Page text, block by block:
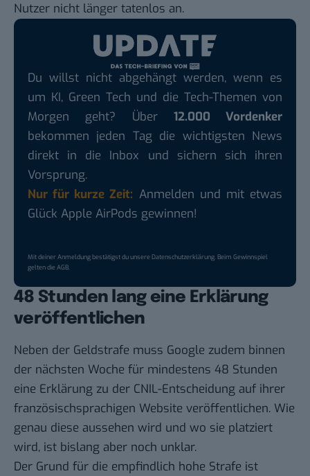
Nutzer nicht länger tatenlos an.
Du willst nicht abgehängt werden, wenn es
um KI, Green Tech und die Tech-Themen von
Morgen geht? Über 12.000 Vordenker
bekommen jeden Tag die wichtigsten News
direkt in die Inbox und sichern sich ihren
Vorsprung.
Nur für kurze Zeit: Anmelden und mit etwas
Glück Apple AirPods gewinnen!
Mit deiner Anmeldung bestätigst du unsereDatenschutzerklärung. Beim Gewinnspiel
gelten dieAGB.
48 Stunden lang eine Erklärung
veröffentlichen
Neben der Geldstrafe muss Google zudem binnen
der nächsten Woche für mindestens 48 Stunden
eine Erklärung zu der CNIL-Entscheidung auf ihrer
französischsprachigen Website veröffentlichen. Wie
genau diese aussehen wird und wo sie platziert
wird, ist bislang aber noch unklar.
Der Grund für die empfindlich hohe Strafe ist